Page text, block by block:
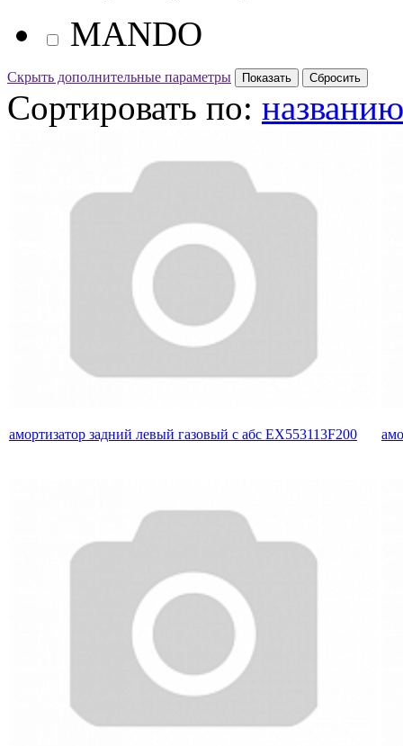
MANDO
Скрыть дополнительные параметры
Сортировать по:
амортизатор задний левый газовый с абс EX553113F200